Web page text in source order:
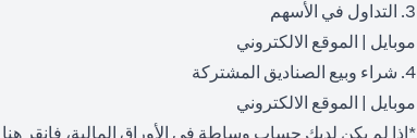
3. التداول في الأسهم
موبايل | الموقع الالكتروني
4. شراء وبيع الصناديق المشتركة
موبايل | الموقع الالكتروني
*إذا لم يكن لديك حساب وساطة في الأوراق المالية، فانقر هنا